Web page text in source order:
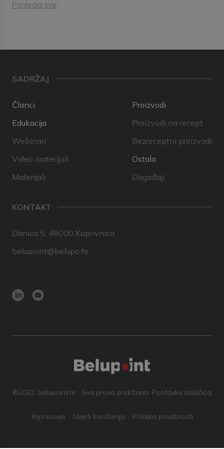
Pogledaj sve
SADRŽAJ
Članci
Edukacija
Webinari
Video materijali
Materijali
Proizvodi
Proizvodi na recept
Bezreceptni proizvodi
Ostalo
Događaji
KONTAKT
Danica 5, 48000 Koprivnica
belupoint@belupo.hr
©2022. belupoint.hr · Sva prava pridržana ·Postavke kolačića
Impressum Uvjeti korištenja Politika privatnosti